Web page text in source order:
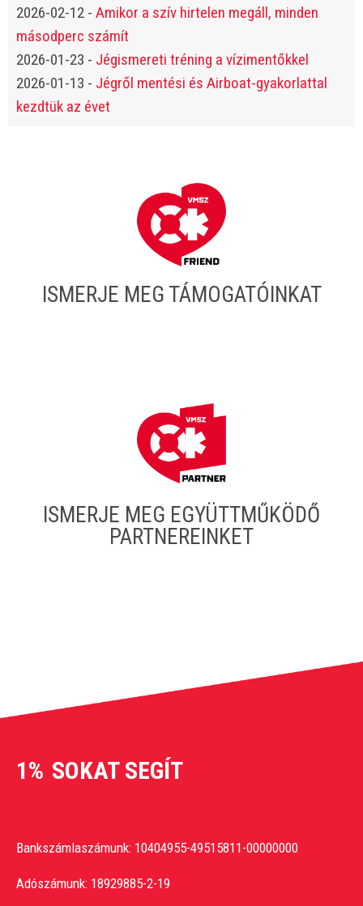
2026-02-12 - Amikor a szív hirtelen megáll, minden
másodperc számít
2026-01-23 - Jégismereti tréning a vízimentőkkel
2026-01-13 - Jégről mentési és Airboat-gyakorlattal
kezdtük az évet
ISMERJE MEG TÁMOGATÓINKAT
ISMERJE MEG EGYÜTTMŰKÖDŐ
PARTNEREINKET
1% SOKAT SEGÍT
Bankszámlaszámunk: 10404955-49515811-00000000
Adószámunk: 18929885-2-19